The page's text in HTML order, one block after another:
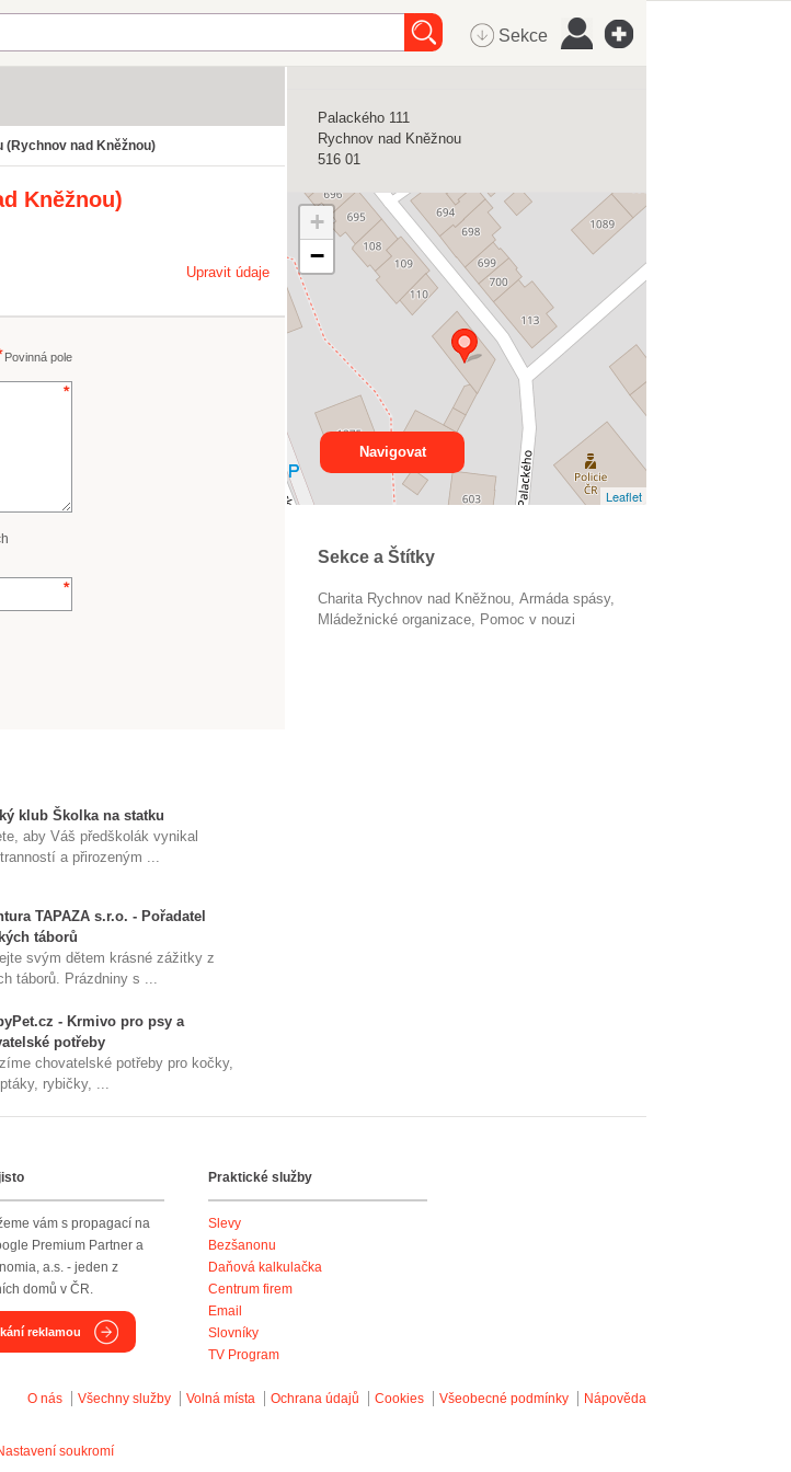
Sekce
(Rychnov nad Kněžnou)
Kněžnou)
Upravit údaje
Povinná pole
klub Školka na statku
aby Váš předškolák vynikal
a přirozeným ...
TAPAZA s.r.o. - Pořadatel
táborů
svým dětem krásné zážitky z
táborů. Prázdniny s ...
- Krmivo pro psy a
potřeby
chovatelské potřeby pro kočky,
rybičky, ...
Palackého 111
Rychnov nad Kněžnou
516 01
+
−
Leaflet
Navigovat
Sekce a Štítky
Charita Rychnov nad Kněžnou
armáda spásy
mládežnické organizace
pomoc v nouzi
vám s propagací na
Premium Partner a
a.s. - jeden z
domů v ČR.
reklamou
Praktické služby
Slevy
Bezšanonu
Daňová kalkulačka
Centrum firem
Email
Slovníky
TV Program
O nás Všechny služby Volná místa Ochrana údajů Cookies Všeobecné podmínky Nápověda
soukromí